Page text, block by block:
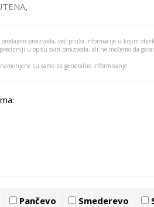
,
prodajom proizvoda, već pruža informacije u kojim
u opisu svih proizvoda, ali ne možemo da
su samo za generalno informisanje.
Pančevo Smederevo